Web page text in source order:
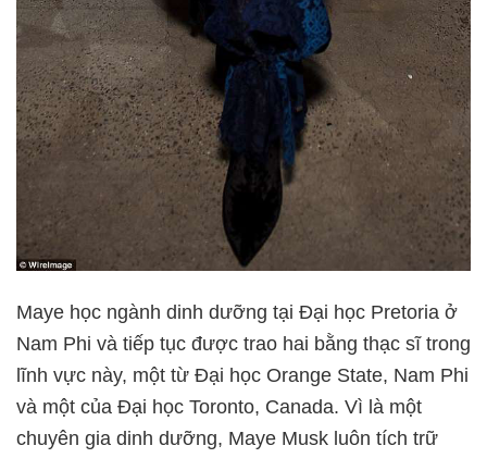
Maye học ngành dinh dưỡng tại Đại học Pretoria ở
Nam Phi và tiếp tục được trao hai bằng thạc sĩ trong
lĩnh vực này, một từ Đại học Orange State, Nam Phi
và một của Đại học Toronto, Canada. Vì là một
chuyên gia dinh dưỡng, Maye Musk luôn tích trữ